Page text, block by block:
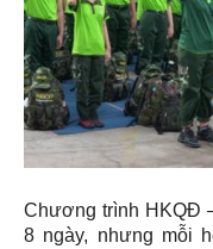
Chương trình HKQĐ
8 ngày, nhưng mỗi